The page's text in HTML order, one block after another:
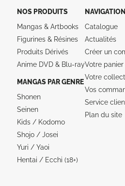
NOS PRODUITS
Mangas & Artbooks
Figurines & Résines
Produits Dérivés
Anime DVD & Blu‑ray
MANGAS PAR GENRE
Shonen
Seinen
Kids / Kodomo
Shojo / Josei
Yuri / Yaoi
Hentai / Ecchi (18+)
NAVIGATION
Catalogue
Actualités
Créer un
Votre panier
Votre
Vos
Service
Plan du site